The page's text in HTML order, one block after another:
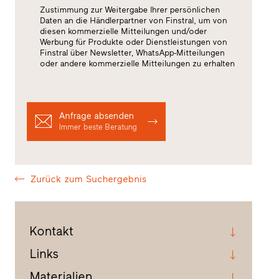
Zustimmung zur Weitergabe Ihrer persönlichen
Daten an die Händlerpartner von Finstral, um von
diesen kommerzielle Mitteilungen und/oder
Werbung für Produkte oder Dienstleistungen von
Finstral über Newsletter, WhatsApp-Mitteilungen
oder andere kommerzielle Mitteilungen zu erhalten
Anfrage absenden
Immer beste Beratung
Zurück zum Suchergebnis
Kontakt
Links